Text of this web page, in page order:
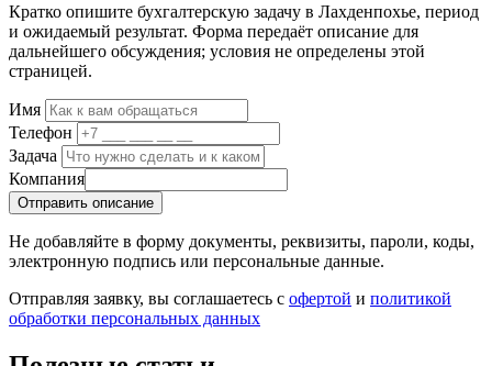
Кратко опишите бухгалтерскую задачу в Лахденпохье, период
и ожидаемый результат. Форма передаёт описание для
дальнейшего обсуждения; условия не определены этой
страницей.
Имя
Телефон
Задача
Компания
Отправить описание
Не добавляйте в форму документы, реквизиты, пароли, коды,
электронную подпись или персональные данные.
Отправляя заявку, вы соглашаетесь с офертой и политикой
обработки персональных данных